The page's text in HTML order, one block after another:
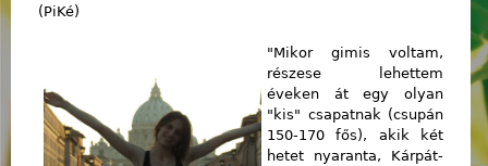
(PiKé)
"Mikor gimis voltam,
részese lehettem
éveken át egy olyan
"kis" csapatnak (csupán
150-170 fős), akik két
hetet nyaranta, Kárpát-